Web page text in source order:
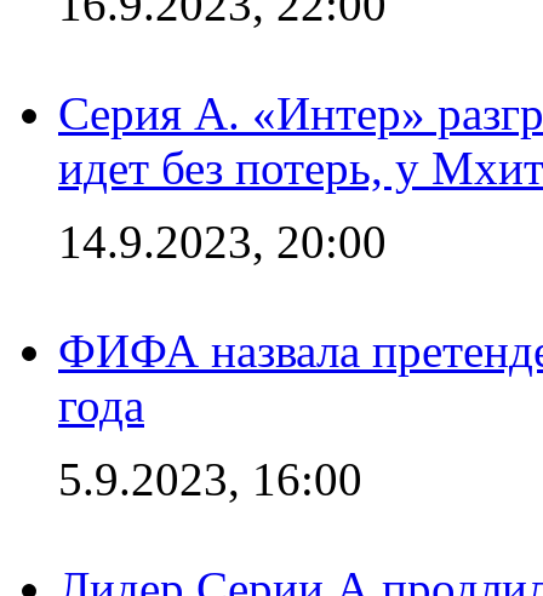
Серия А. «Интер»
идет без потерь, у
14.9.2023, 20:00
ФИФА назвала
года
5.9.2023, 16:00